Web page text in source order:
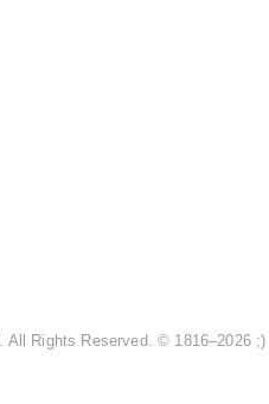
. All Rights Reserved. © 1816–2026 ;)